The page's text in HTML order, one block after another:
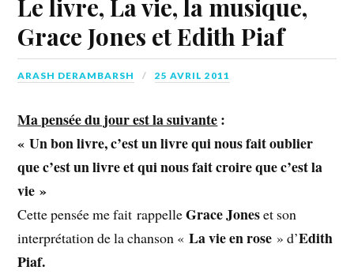
Le livre, La vie, la musique,
Grace Jones et Edith Piaf
ARASH DERAMBARSH 25 AVRIL 2011
Ma pensée du jour est la suivante:
« Un bon livre, c’est un livre qui nous fait oublier
que c’est un livre et qui nous fait croire que c’est la
vie »
Cette pensée me fait rappelleGrace Joneset son
interprétation de la chanson «La vie en rose » d’Edith
Piaf.